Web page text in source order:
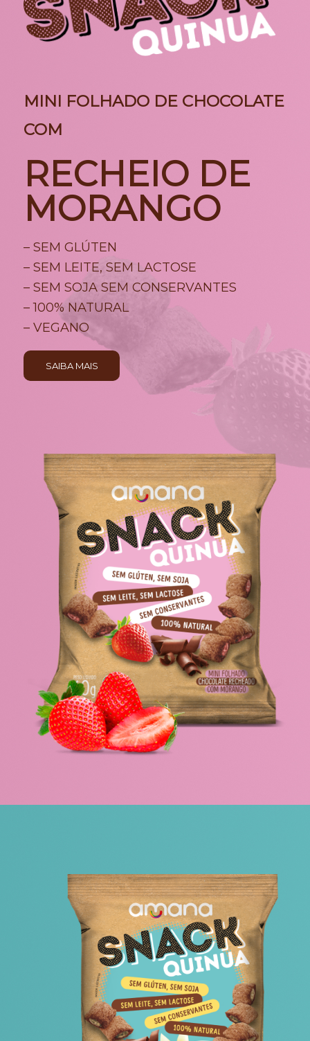
MINI FOLHADO DE CHOCOLATE
COM
RECHEIO DE
MORANGO
– SEM GLÚTEN
– SEM LEITE, SEM LACTOSE
– SEM SOJA SEM CONSERVANTES
– 100% NATURAL
– VEGANO
SAIBA MAIS